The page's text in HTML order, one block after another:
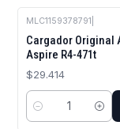
MLC1159378791
Cargador Original
Aspire R4-471t
$29.414
Cantidad